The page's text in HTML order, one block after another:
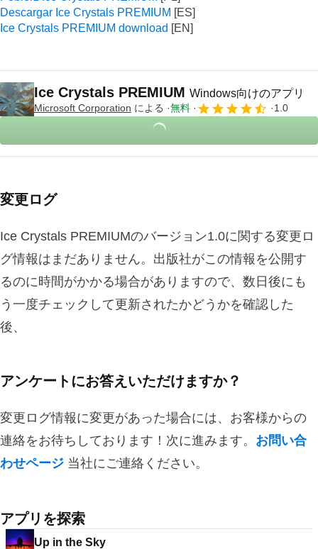
Descargar Ice Crystals PREMIUM
Ice Crystals PREMIUM download
Ice Crystals PREMIUM Windows向けのアプリ
Microsoft Corporation による 無料 1.0
変更ログ
Ice Crystals PREMIUMのバージョン1.0に関する変更ロ
グ情報はまだありません。出版社がこの情報を公開す
るのに時間がかかる場合がありますので、数日後にも
う一度チェックして更新されたかどうかを確認した
後、
アンケートにお答えいただけますか？
変更ログ情報に変更があった場合には、お客様からの
連絡をお待ちしております！次に進みます。 お問い合
わせページ 当社にご連絡ください。
アプリを探索
Up in the Sky